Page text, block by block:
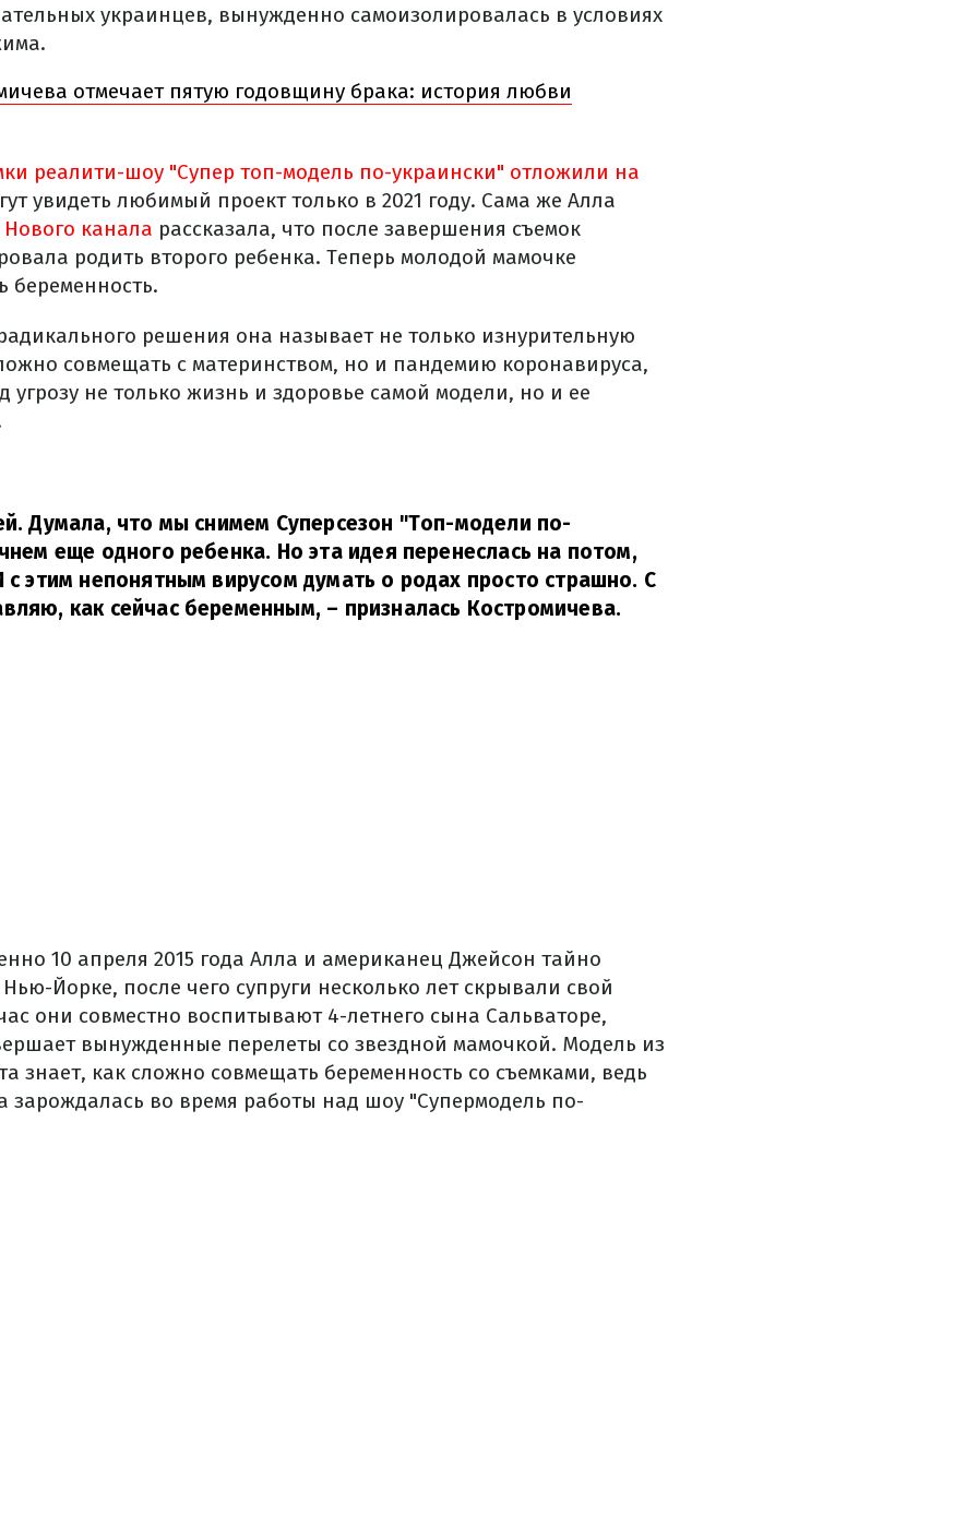
украинцев, вынужденно самоизолировалась в условиях
отмечает пятую годовщину брака: история любви
реалити-шоу "Супер топ-модель по-украински" отложили на
увидеть любимый проект только в 2021 году. Сама же Алла
Нового канала рассказала, что после завершения съемок
родить второго ребенка. Теперь молодой мамочке
беременность.
решения она называет не только изнурительную
совмещать с материнством, но и пандемию коронавируса,
угрозу не только жизнь и здоровье самой модели, но и ее
Думала, что мы снимем Суперсезон "Топ-модели по-
еще одного ребенка. Но эта идея перенеслась на потом,
с этим непонятным вирусом думать о родах просто страшно. С
как сейчас беременным, – призналась Костромичева.
10 апреля 2015 года Алла и американец Джейсон тайно
Йорке, после чего супруги несколько лет скрывали свой
они совместно воспитывают 4-летнего сына Сальваторе,
вынужденные перелеты со звездной мамочкой. Модель из
знает, как сложно совмещать беременность со съемками, ведь
зарождалась во время работы над шоу "Супермодель по-